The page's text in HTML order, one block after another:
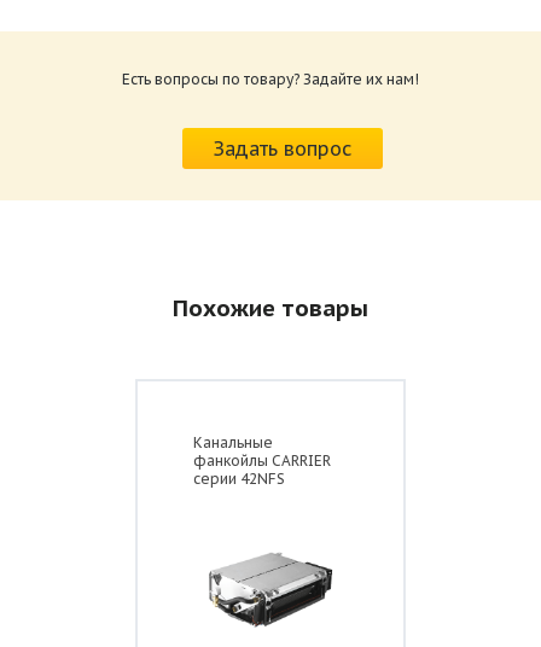
Есть вопросы по товару? Задайте их нам!
Задать вопрос
Похожие товары
Канальные
фанкойлы CARRIER
серии 42NFS